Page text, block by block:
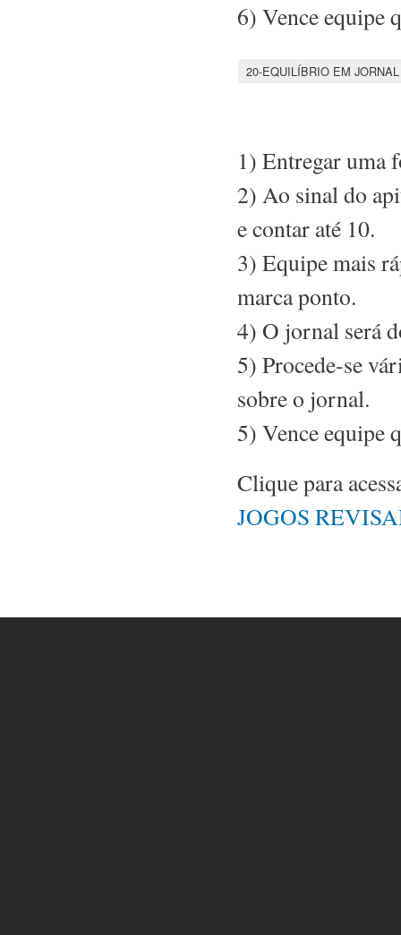
6) Vence equipe
20-EQUILÍBRIO EM JORNAL
1) Entregar uma
2) Ao sinal do
e contar até 10.
3) Equipe mais
marca ponto.
4) O jornal será
5) Procede-se
sobre o jornal.
5) Vence equipe
Clique para
JOGOS